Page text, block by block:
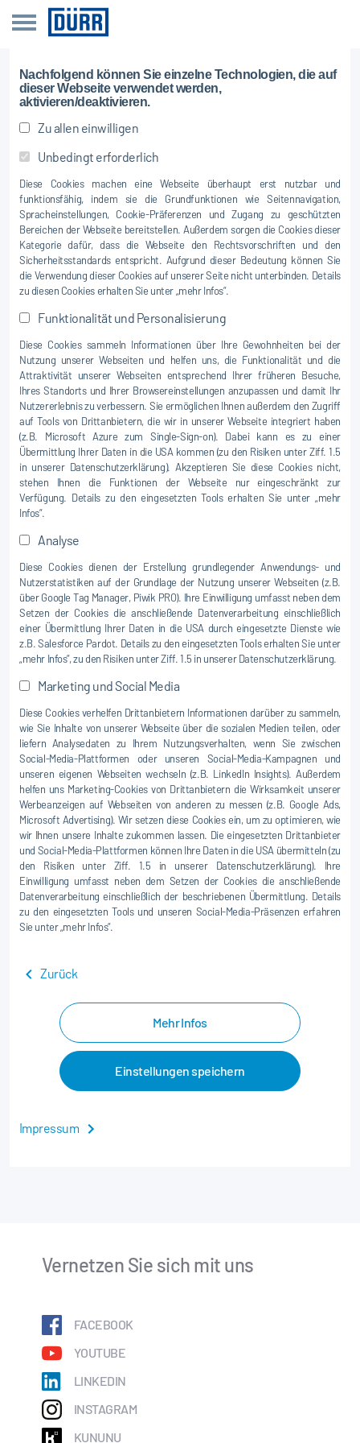
Nachfolgend können Sie einzelne Technologien, die auf
dieser Webseite verwendet werden,
aktivieren/deaktivieren.
Zu allen einwilligen
Unbedingt erforderlich
Diese Cookies machen eine Webseite überhaupt erst nutzbar und
funktionsfähig, indem sie die Grundfunktionen wie Seitennavigation,
Spracheinstellungen, Cookie-Präferenzen und Zugang zu geschützten
Bereichen der Webseite bereitstellen. Außerdem sorgen die Cookies dieser
Kategorie dafür, dass die Webseite den Rechtsvorschriften und den
Sicherheitsstandards entspricht. Aufgrund dieser Bedeutung können Sie
die Verwendung dieser Cookies auf unserer Seite nicht unterbinden. Details
zu diesen Cookies erhalten Sie unter „mehr Infos“.
Funktionalität und Personalisierung
Diese Cookies sammeln Informationen über Ihre Gewohnheiten bei der
Nutzung unserer Webseiten und helfen uns, die Funktionalität und die
Attraktivität unserer Webseiten entsprechend Ihrer früheren Besuche,
Ihres Standorts und Ihrer Browsereinstellungen anzupassen und damit Ihr
Nutzererlebnis zu verbessern. Sie ermöglichen Ihnen außerdem den Zugriff
auf Tools von Drittanbietern, die wir in unserer Webseite integriert haben
(z.B. Microsoft Azure zum Single-Sign-on). Dabei kann es zu einer
Übermittlung Ihrer Daten in die USA kommen (zu den Risiken unter Ziff. 1.5
in unserer Datenschutzerklärung). Akzeptieren Sie diese Cookies nicht,
stehen Ihnen die Funktionen der Webseite nur eingeschränkt zur
Verfügung. Details zu den eingesetzten Tools erhalten Sie unter „mehr
Infos“.
Analyse
Diese Cookies dienen der Erstellung grundlegender Anwendungs- und
Nutzerstatistiken auf der Grundlage der Nutzung unserer Webseiten (z.B.
über Google Tag Manager, Piwik PRO). Ihre Einwilligung umfasst neben dem
Setzen der Cookies die anschließende Datenverarbeitung einschließlich
einer Übermittlung Ihrer Daten in die USA durch eingesetzte Dienste wie
z.B. Salesforce Pardot. Details zu den eingesetzten Tools erhalten Sie unter
„mehr Infos“, zu den Risiken unter Ziff. 1.5 in unserer Datenschutzerklärung.
Marketing und Social Media
Diese Cookies verhelfen Drittanbietern Informationen darüber zu sammeln,
wie Sie Inhalte von unserer Webseite über die sozialen Medien teilen, oder
liefern Analysedaten zu Ihrem Nutzungsverhalten, wenn Sie zwischen
Social-Media-Plattformen oder unseren Social-Media-Kampagnen und
unseren eigenen Webseiten wechseln (z.B. LinkedIn Insights). Außerdem
helfen uns Marketing-Cookies von Drittanbietern die Wirksamkeit unserer
Werbeanzeigen auf Webseiten von anderen zu messen (z.B. Google Ads,
Microsoft Advertising). Wir setzen diese Cookies ein, um zu optimieren, wie
wir Ihnen unsere Inhalte zukommen lassen. Die eingesetzten Drittanbieter
und Social-Media-Plattformen können Ihre Daten in die USA übermitteln (zu
den Risiken unter Ziff. 1.5 in unserer Datenschutzerklärung). Ihre
Einwilligung umfasst neben dem Setzen der Cookies die anschließende
Datenverarbeitung einschließlich der beschriebenen Übermittlung. Details
zu den eingesetzten Tools und unseren Social-Media-Präsenzen erfahren
Sie unter „mehr Infos“.
Zurück
Mehr Infos
Einstellungen speichern
Impressum
Vernetzen Sie sich mit uns
FACEBOOK
YOUTUBE
LINKEDIN
INSTAGRAM
KUNUNU